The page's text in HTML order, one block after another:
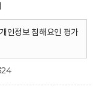
인정보 침해요인 평가